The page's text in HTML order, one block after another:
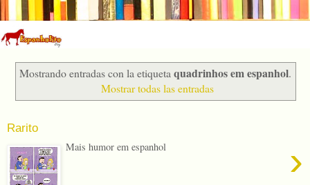
Mostrando entradas con la etiquetaquadrinhos em espanhol.
Mostrar todas las entradas
Rarito
›
Mais humor em espanhol